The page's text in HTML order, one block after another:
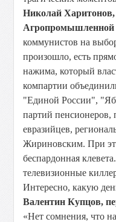
Николай Харитонов,
Агропромышленной
коммунистов на
произошло, есть
нажима, который
компартии
"Единой России",
партий пенсионеров,
евразийцев,
Жириновским. При
беспардонная
телевизионные
Интересно, какую
Валентин Купцов,
«Нет сомнения, что